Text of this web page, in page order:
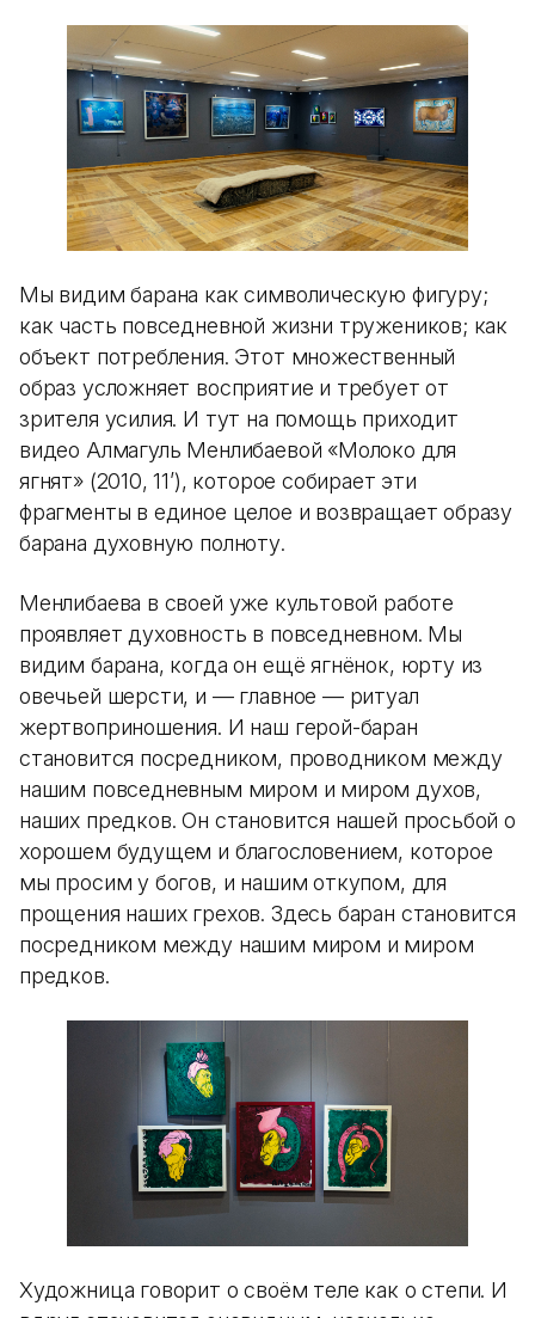
Мы видим барана как символическую фигуру;
как часть повседневной жизни тружеников; как
объект потребления. Этот множественный
образ усложняет восприятие и требует от
зрителя усилия. И тут на помощь приходит
видео Алмагуль Менлибаевой «Молоко для
ягнят» (2010, 11’), которое собирает эти
фрагменты в единое целое и возвращает образу
барана духовную полноту.
Менлибаева в своей уже культовой работе
проявляет духовность в повседневном. Мы
видим барана, когда он ещё ягнёнок, юрту из
овечьей шерсти, и — главное — ритуал
жертвоприношения. И наш герой-баран
становится посредником, проводником между
нашим повседневным миром и миром духов,
наших предков. Он становится нашей просьбой о
хорошем будущем и благословением, которое
мы просим у богов, и нашим откупом, для
прощения наших грехов. Здесь баран становится
посредником между нашим миром и миром
предков.
Художница говорит о своём теле как о степи. И